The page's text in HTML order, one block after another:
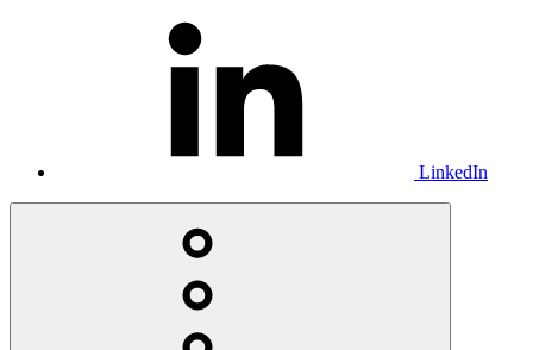
LinkedIn